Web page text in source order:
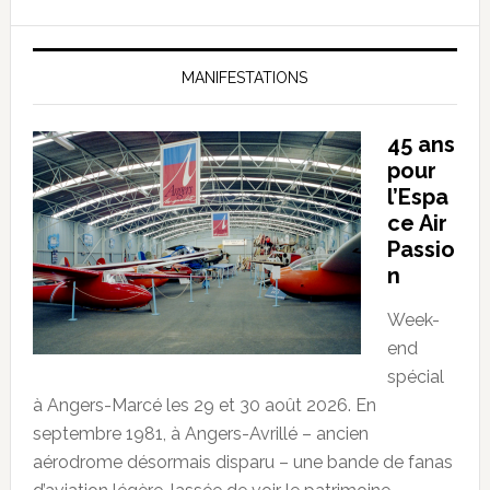
MANIFESTATIONS
45 ans
pour
l’Espa
ce Air
Passio
n
Week-
end
spécial
à Angers-Marcé les 29 et 30 août 2026. En
septembre 1981, à Angers-Avrillé – ancien
aérodrome désormais disparu – une bande de fanas